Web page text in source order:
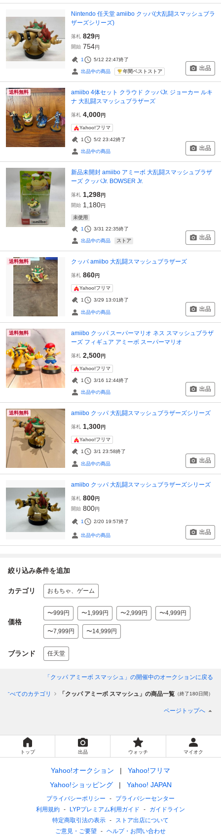
Nintendo 任天堂 amiibo クッパ(大乱闘スマッシュブラ
ザーズシリーズ)
落札 829円
開始 754円
1 5/12 22:47終了
出品中の商品 年間ベストストア 出品
送料無料
amiibo 4体セット クラウド クッパJr. ジョーカー ルキ
ナ 大乱闘スマッシュブラザーズ
落札 4,000円
Yahoo!フリマ
1 5/2 23:42終了
出品中の商品 出品
新品未開封 amiibo アミーボ 大乱闘スマッシュブラザ
ーズ クッパJr. BOWSER Jr.
落札 1,298円
開始 1,180円
未使用
1 3/31 22:35終了
出品中の商品 ストア 出品
送料無料 クッパ amiibo 大乱闘スマッシュブラザーズ
落札 860円
Yahoo!フリマ
1 3/29 13:01終了
出品中の商品 出品
送料無料
amiibo クッパ スーパーマリオ ネス スマッシュブラザ
ーズ フィギュア アミーボ スーパーマリオ
落札 2,500円
Yahoo!フリマ
1 3/16 12:44終了
出品中の商品 出品
送料無料 amiibo クッパ 大乱闘スマッシュブラザーズシリーズ
落札 1,300円
Yahoo!フリマ
1 3/1 23:58終了
出品中の商品 出品
amiibo クッパ 大乱闘スマッシュブラザーズシリーズ
落札 800円
開始 800円
1 2/20 19:57終了
出品中の商品 出品
絞り込み条件を追加
カテゴリ おもちゃ、ゲーム
価格
〜999円 〜1,999円 〜2,999円 〜4,999円
〜7,999円 〜14,999円
ブランド 任天堂
「クッパ アミーボ スマッシュ」 の開催中のオークションに戻る
すべてのカテゴリ 「クッパ アミーボ スマッシュ」の商品一覧 （終了180日間）
ページトップへ
トップ 出品 ウォッチ マイオク
Yahoo!オークション
Yahoo!フリマ
Yahoo!ショッピング
Yahoo! JAPAN
プライバシーポリシー
プライバシーセンター
利用規約
LYPプレミアム利用ガイド
ガイドライン
特定商取引法の表示
ストア出店について
ご意見・ご要望
ヘルプ・お問い合わせ